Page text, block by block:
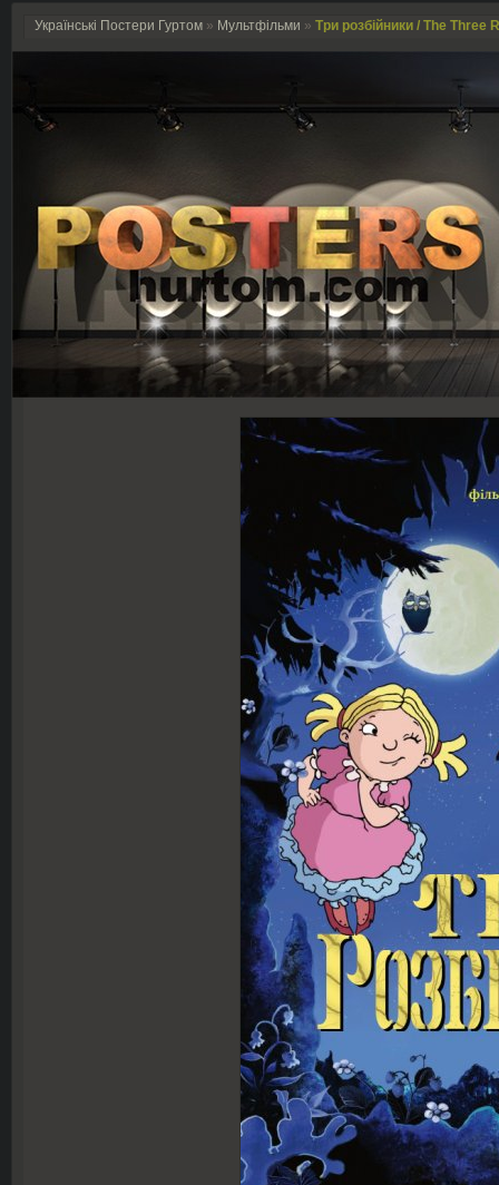
Українські Постери Гуртом » Мультфільми » Три розбійники / The Three